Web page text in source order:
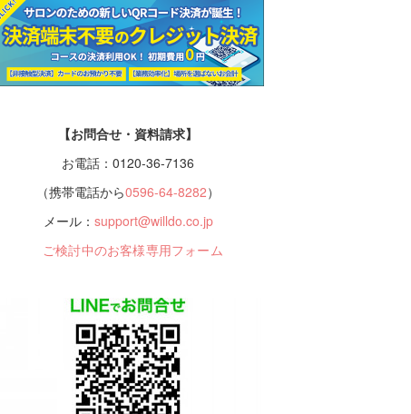
【お問合せ・資料請求】
お電話：0120-36-7136
（携帯電話から0596-64-8282）
メール： support@willdo.co.jp
ご検討中のお客様専用フォーム